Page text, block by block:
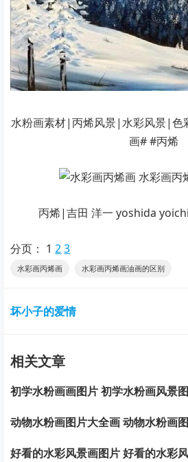
水粉画素材|丙烯风景|水彩风景|色
画# #丙烯
丙烯|吉田 洋一 yoshida
分页： 1 2 3
水彩画丙烯画 水彩画丙烯画油画的区别
坏小子的爱情
相关文章
初学水粉画画图片 初学水粉画风景
动物水粉画图片大全画 动物水粉画
好看的水彩风景画图片 好看的水彩